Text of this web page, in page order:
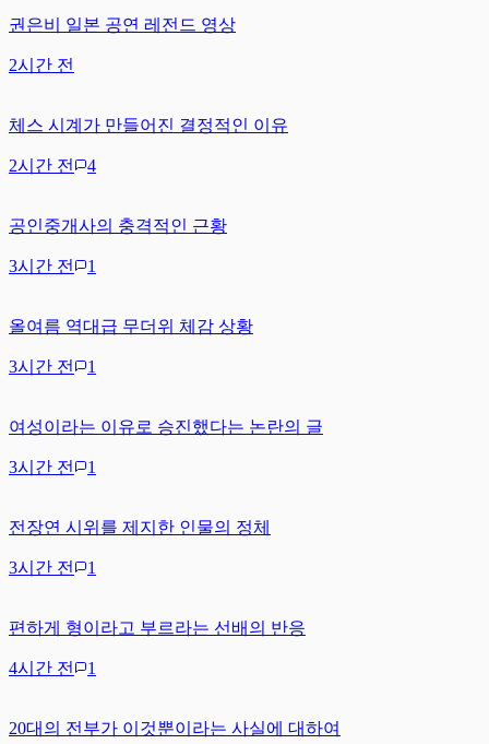
권은비 일본 공연 레전드 영상
2시간 전
체스 시계가 만들어진 결정적인 이유
2시간 전 4
공인중개사의 충격적인 근황
3시간 전 1
올여름 역대급 무더위 체감 상황
3시간 전 1
여성이라는 이유로 승진했다는 논란의 글
3시간 전 1
전장연 시위를 제지한 인물의 정체
3시간 전 1
편하게 형이라고 부르라는 선배의 반응
4시간 전 1
20대의 전부가 이것뿐이라는 사실에 대하여